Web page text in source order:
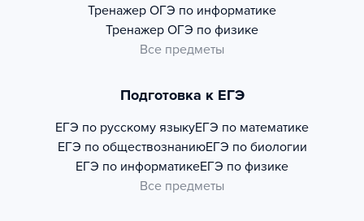
Тренажер ОГЭ по информатике
Тренажер ОГЭ по физике
Все предметы
Подготовка к ЕГЭ
ЕГЭ по русскому языкуЕГЭ по математике
ЕГЭ по обществознаниюЕГЭ по биологии
ЕГЭ по информатикеЕГЭ по физике
Все предметы